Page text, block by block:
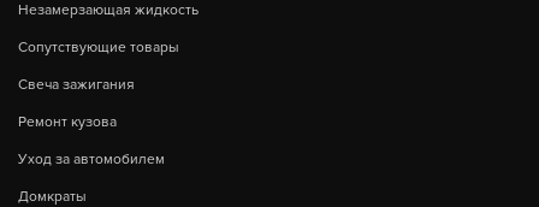
Незамерзающая жидкость
Сопутствующие товары
Свеча зажигания
Ремонт кузова
Уход за автомобилем
Домкраты